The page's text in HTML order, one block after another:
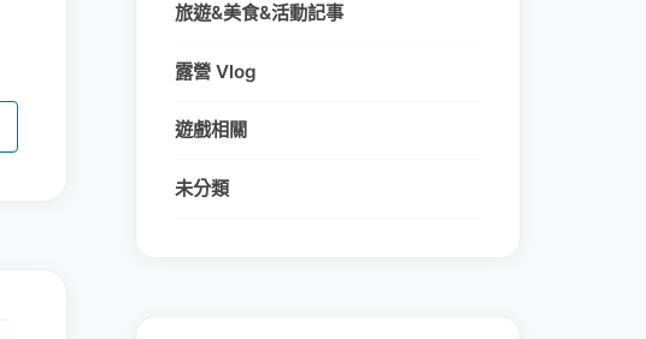
旅遊&美食&活動記事
露營 Vlog
遊戲相關
未分類